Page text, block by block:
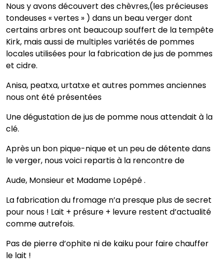
Nous y avons découvert des chèvres,(les précieuses
tondeuses « vertes » ) dans un beau verger dont
certains arbres ont beaucoup souffert de la tempête
Kirk, mais aussi de multiples variétés de pommes
locales utilisées pour la fabrication de jus de pommes
et cidre.
Anisa, peatxa, urtatxe et autres pommes anciennes
nous ont été présentées
Une dégustation de jus de pomme nous attendait à la
clé.
Après un bon pique-nique et un peu de détente dans
le verger, nous voici repartis à la rencontre de
Aude, Monsieur et Madame Lopépé .
La fabrication du fromage n’a presque plus de secret
pour nous ! Lait + présure + levure restent d’actualité
comme autrefois.
Pas de pierre d’ophite ni de kaiku pour faire chauffer
le lait !